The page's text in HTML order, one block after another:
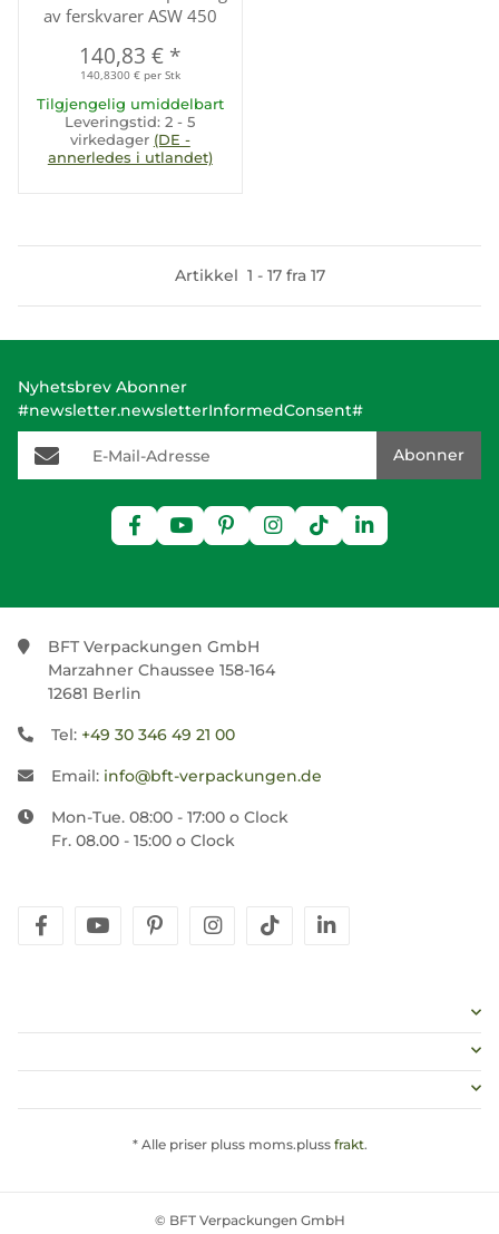
av ferskvarer ASW 450
140,83 € *
140,8300 € per Stk
Tilgjengelig umiddelbart
Leveringstid:2 - 5
virkedager (DE -
annerledes i utlandet)
Artikkel 1 - 17fra 17
Nyhetsbrev Abonner
#newsletter.newsletterInformedConsent#
E-Mail-Adresse
Abonner
BFT Verpackungen GmbH
Marzahner Chaussee 158-164
12681 Berlin
Tel: +49 30 346 49 21 00
Email: info@bft-verpackungen.de
Mon-Tue. 08:00 - 17:00 o Clock
Fr. 08.00 - 15:00 o Clock
facebookyoutubepinterestinstagram
tiktok
* Alle priser pluss moms.pluss frakt.
© BFT Verpackungen GmbH